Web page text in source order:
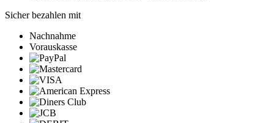
Sicher bezahlen mit
Nachnahme
Vorauskasse